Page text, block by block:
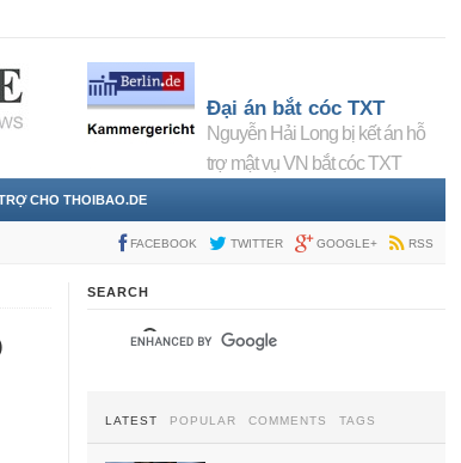
Đại án bắt cóc TXT
Nguyễn Hải Long bị kết án hỗ
trợ mật vụ VN bắt cóc TXT
CHO THOIBAO.DE
FACEBOOK TWITTER GOOGLE+ RSS
SEARCH
LATEST POPULAR COMMENTS TAGS